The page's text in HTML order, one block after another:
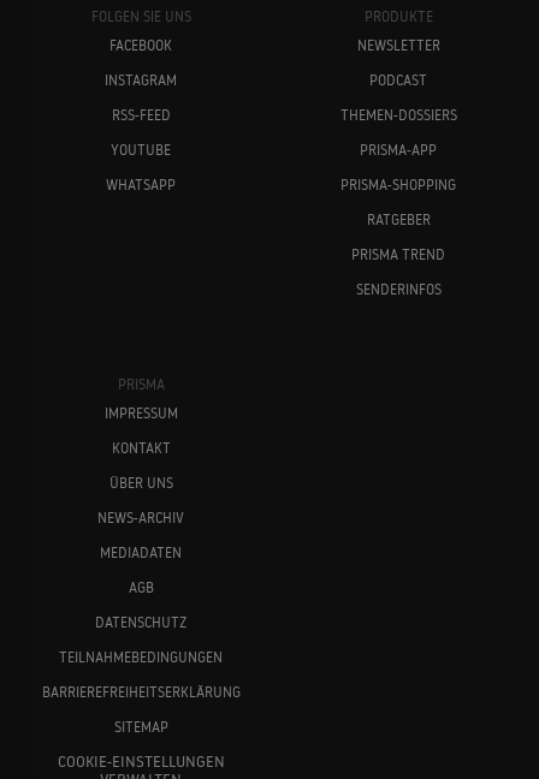
FOLGEN SIE UNS
FACEBOOK
INSTAGRAM
RSS-FEED
YOUTUBE
WHATSAPP
PRODUKTE
NEWSLETTER
PODCAST
THEMEN-DOSSIERS
PRISMA-APP
PRISMA-SHOPPING
RATGEBER
PRISMA TREND
SENDERINFOS
PRISMA
IMPRESSUM
KONTAKT
ÜBER UNS
NEWS-ARCHIV
MEDIADATEN
AGB
DATENSCHUTZ
TEILNAHMEBEDINGUNGEN
BARRIEREFREIHEITSERKLÄRUNG
SITEMAP
COOKIE-EINSTELLUNGEN